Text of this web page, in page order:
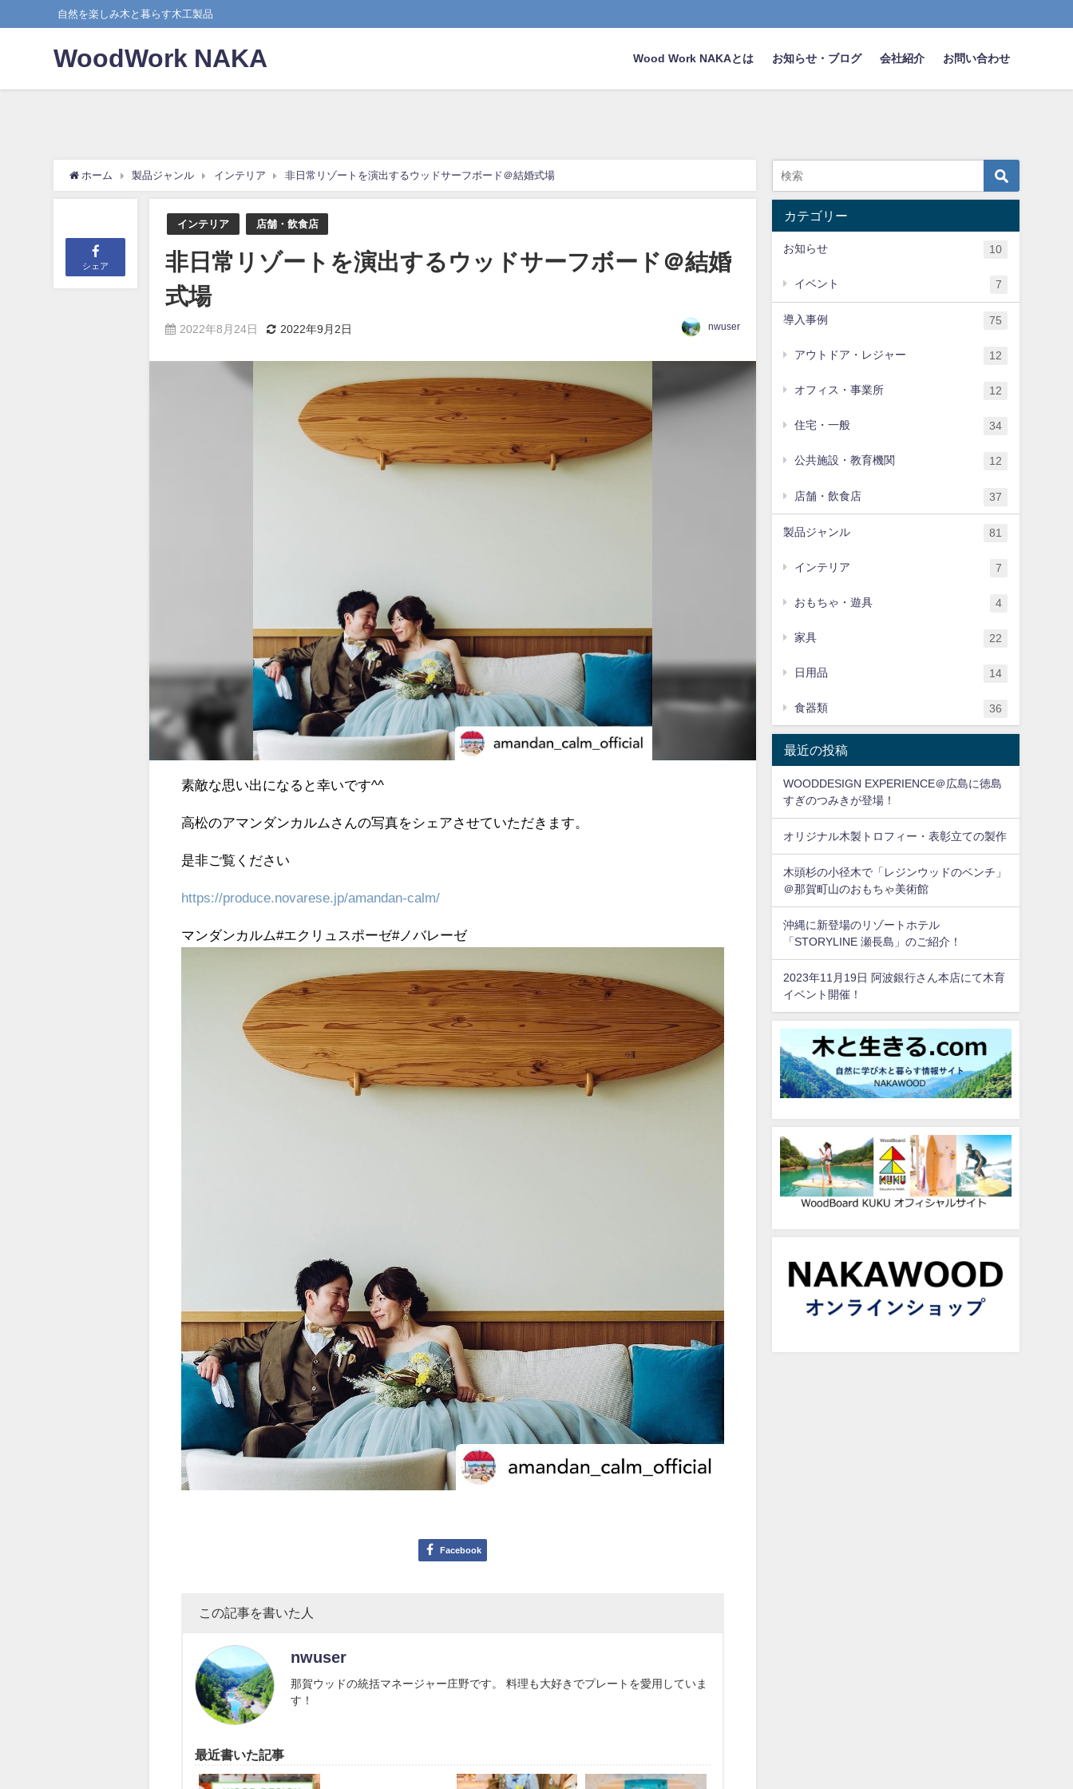
自然を楽しみ木と暮らす木工製品
WoodWork NAKA Wood Work NAKAとは お知らせ・ブログ 会社紹介 お問い合わせ
ホーム 製品ジャンル インテリア 非日常リゾートを演出するウッドサーフボード＠結婚式場
シェア
インテリア 店舗・飲食店
非日常リゾートを演出するウッドサーフボード＠結婚
式場
2022年8月24日 2022年9月2日 nwuser
素敵な思い出になると幸いです️^^
高松のアマンダンカルムさんの写真をシェアさせていただきます。
是非ご覧ください‍
https://produce.novarese.jp/amandan-calm/
マンダンカルム#エクリュスポーゼ#ノバレーゼ
Facebook
この記事を書いた人
nwuser
那賀ウッドの統括マネージャー庄野です。 料理も大好きでプレートを愛用していま
す！
最近書いた記事
カテゴリー
お知らせ 10
イベント 7
導入事例 75
アウトドア・レジャー 12
オフィス・事業所 12
住宅・一般 34
公共施設・教育機関 12
店舗・飲食店 37
製品ジャンル 81
インテリア 7
おもちゃ・遊具 4
家具 22
日用品 14
食器類 36
最近の投稿
WOODDESIGN EXPERIENCE＠広島に徳島
すぎのつみきが登場！
オリジナル木製トロフィー・表彰立ての製作
木頭杉の小径木で「レジンウッドのベンチ」
＠那賀町山のおもちゃ美術館
沖縄に新登場のリゾートホテル
「STORYLINE 瀬長島」のご紹介！
2023年11月19日 阿波銀行さん本店にて木育
イベント開催！